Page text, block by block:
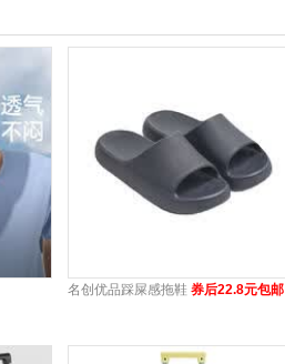
名创优品踩屎感拖鞋 券后22.8元包邮